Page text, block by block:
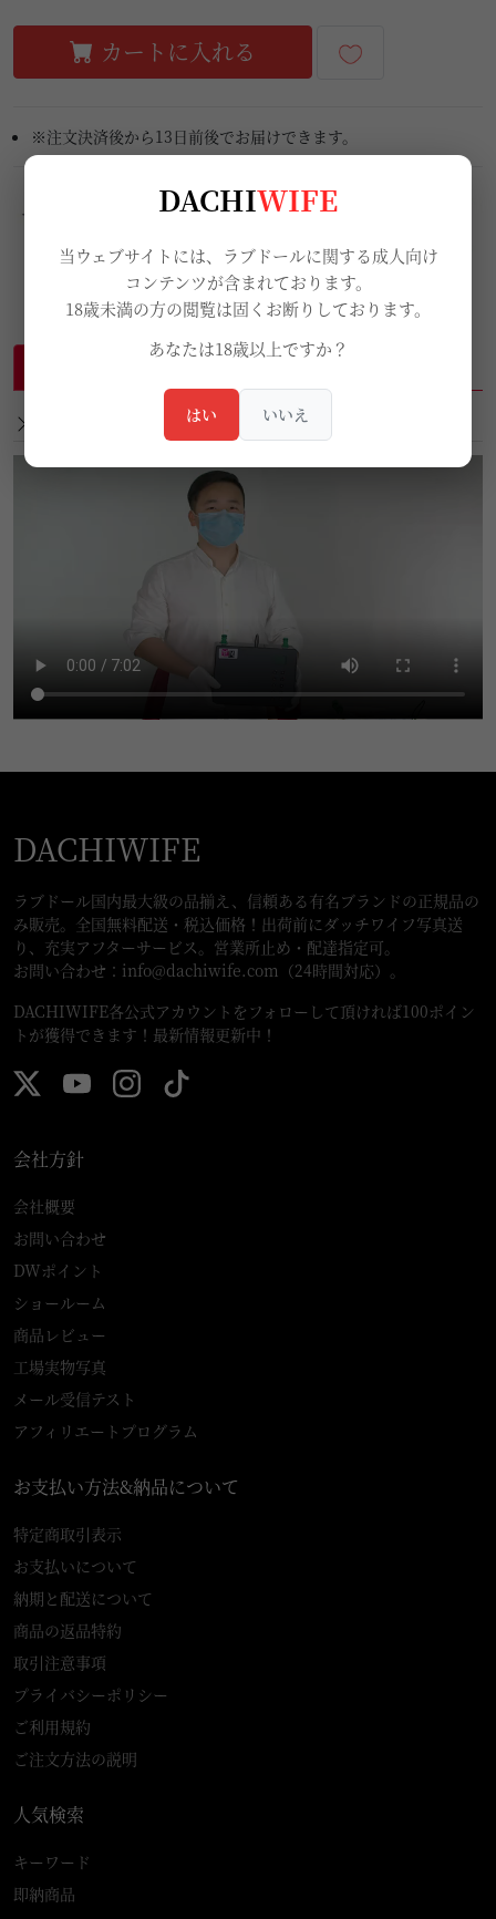
カートに入れる
※注文決済後から13日前後でお届けできます。
WMDOLL洗浄キットの取り扱い紹介
DACHIWIFE
ラブドール国内最大級の品揃え、信頼ある有名ブランドの正規品の
み販売。全国無料配送・税込価格！出荷前にダッチワイフ写真送
り、充実アフターサービス。営業所止め・配達指定可。
お問い合わせ： info@dachiwife.com （24時間対応）。
DACHIWIFE各公式アカウントをフォローして頂ければ100ポイン
トが獲得できます！最新情報更新中！
会社方針
会社概要
お問い合わせ
DWポイント
ショールーム
商品レビュー
工場実物写真
メール受信テスト
アフィリエートプログラム
お支払い方法&納品について
特定商取引表示
お支払いについて
納期と配送について
商品の返品特約
取引注意事項
プライバシーポリシー
ご利用規約
ご注文方法の説明
人気検索
キーワード
即納商品
DACHIWIFE
当ウェブサイトには、ラブドールに関する成人向け
コンテンツが含まれております。
18歳未満の方の閲覧は固くお断りしております。
あなたは18歳以上ですか？
はい いいえ